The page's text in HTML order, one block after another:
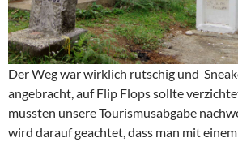
Der Weg war wirklich rutschig und
angebracht, auf Flip Flops sollte
mussten unsere Tourismusabgabe
wird darauf geachtet, dass man mit